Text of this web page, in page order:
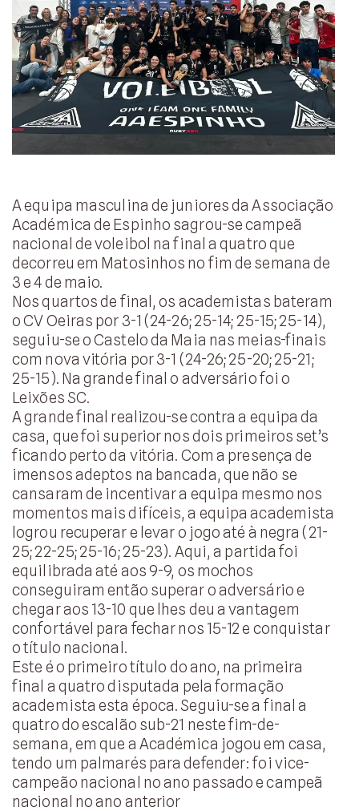
A equipa masculina de juniores da Associação
Académica de Espinho sagrou-se campeã
nacional de voleibol na final a quatro que
decorreu em Matosinhos no fim de semana de
3 e 4 de maio.
Nos quartos de final, os academistas bateram
o CV Oeiras por 3-1 (24-26; 25-14; 25-15; 25-14),
seguiu-se o Castelo da Maia nas meias-finais
com nova vitória por 3-1 (24-26; 25-20; 25-21;
25-15). Na grande final o adversário foi o
Leixões SC.
A grande final realizou-se contra a equipa da
casa, que foi superior nos dois primeiros set’s
ficando perto da vitória. Com a presença de
imensos adeptos na bancada, que não se
cansaram de incentivar a equipa mesmo nos
momentos mais difíceis, a equipa academista
logrou recuperar e levar o jogo até à negra (21-
25; 22-25; 25-16; 25-23). Aqui, a partida foi
equilibrada até aos 9-9, os mochos
conseguiram então superar o adversário e
chegar aos 13-10 que lhes deu a vantagem
confortável para fechar nos 15-12 e conquistar
o título nacional.
Este é o primeiro título do ano, na primeira
final a quatro disputada pela formação
academista esta época. Seguiu-se a final a
quatro do escalão sub-21 neste fim-de-
semana, em que a Académica jogou em casa,
tendo um palmarés para defender: foi vice-
campeão nacional no ano passado e campeã
nacional no ano anterior